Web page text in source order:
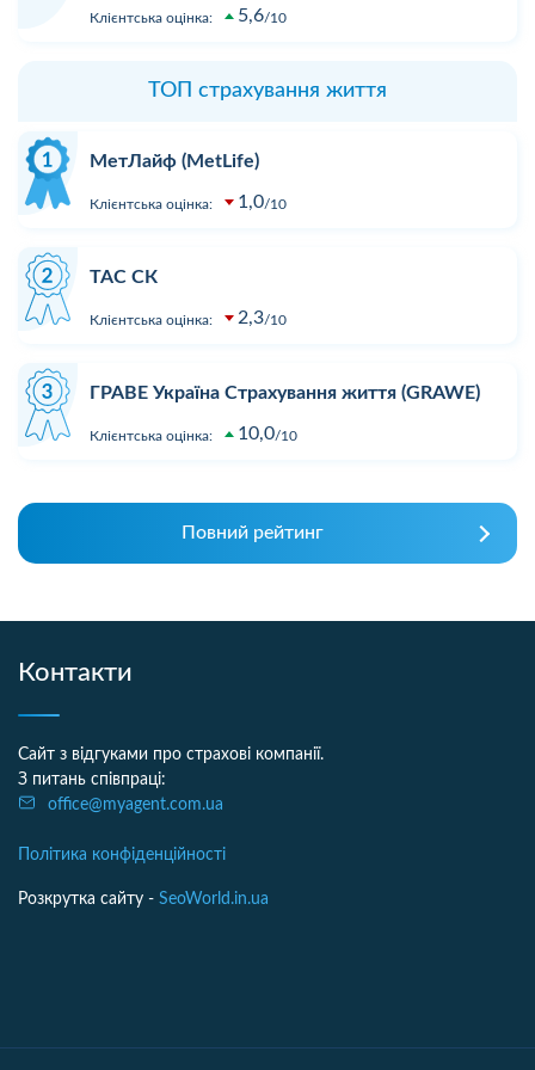
Клієнтська оцінка: 5,6 10
ТОП страхування життя
МетЛайф (MetLife)
Клієнтська оцінка: 1,0 10
ТАС СК
Клієнтська оцінка: 2,3 10
ГРАВЕ Україна Страхування життя (GRAWE)
Клієнтська оцінка: 10,0 10
Повний рейтинг
Контакти
Сайт з відгуками про страхові компанії.
З питань співпраці:
office@myagent.com.ua
Політика конфіденційності
Розкрутка сайту - SeoWorld.in.ua